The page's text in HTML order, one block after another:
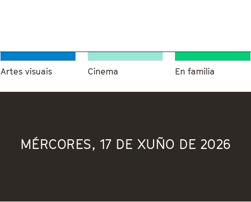
Artes visuais Cinema En familia
MÉRCORES, 17 DE XUÑO DE 2026